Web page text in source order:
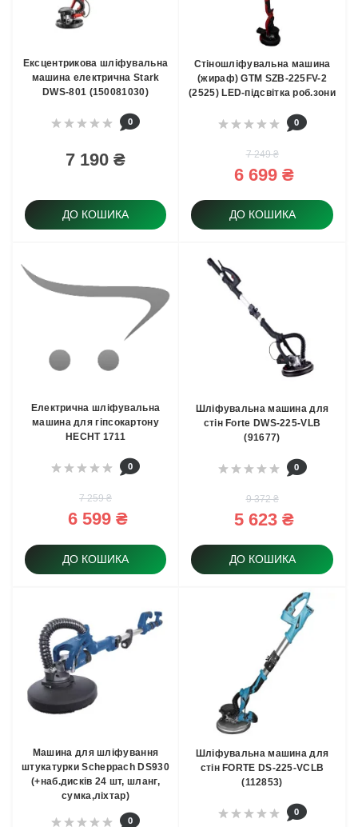
Ексцентрикова шлiфувальна
машина електрична Stark
DWS-801 (150081030)
0
7 190 ₴
ДО КОШИКА
Стіношліфувальна машина
(жираф) GTM SZB-225FV-2
(2525) LED-підсвітка роб.зони
0
7 249 ₴
6 699 ₴
ДО КОШИКА
Електрична шліфувальна
машина для гіпсокартону
HECHT 1711
0
7 259 ₴
6 599 ₴
ДО КОШИКА
Шлiфувальна машина для
стiн Forte DWS-225-VLВ
(91677)
0
9 372 ₴
5 623 ₴
ДО КОШИКА
Машина для шліфування
штукатурки Scheppach DS930
(+наб.дисків 24 шт, шланг,
сумка,ліхтар)
0
Шлiфувальна машина для
стiн FORTE DS-225-VCLВ
(112853)
0